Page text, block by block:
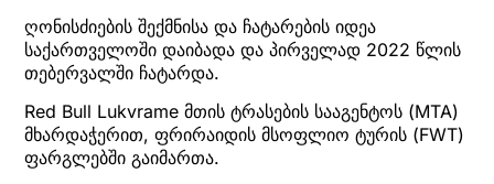
ღონისძიების შექმნისა და ჩატარების იდეა
საქართველოში დაიბადა და პირველად 2022 წლის
თებერვალში ჩატარდა.
Red Bull Lukvrame მთის ტრასების სააგენტოს (MTA)
მხარდაჭერით, ფრირაიდის მსოფლიო ტურის (FWT)
ფარგლებში გაიმართა.